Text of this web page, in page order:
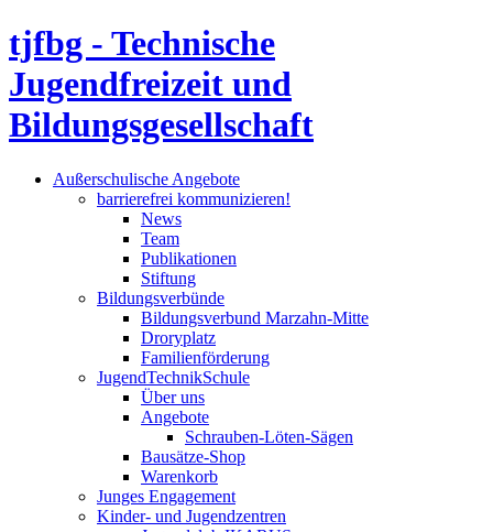
tjfbg - Technische
Jugendfreizeit und
Bildungsgesellschaft
Außerschulische Angebote
barrierefrei kommunizieren!
News
Team
Publikationen
Stiftung
Bildungsverbünde
Bildungsverbund Marzahn-Mitte
Droryplatz
Familienförderung
JugendTechnikSchule
Über uns
Angebote
Schrauben-Löten-Sägen
Bausätze-Shop
Warenkorb
Junges Engagement
Kinder- und Jugendzentren